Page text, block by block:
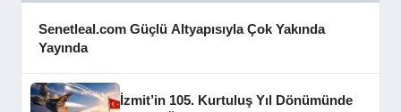
Senetleal.com Güçlü Altyapısıyla Çok Yakında
Yayında
İzmit’in 105. Kurtuluş Yıl Dönümünde